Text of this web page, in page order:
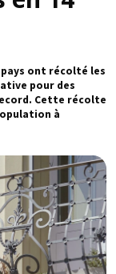
pays ont récolté les
pour des
Cette récolte
à